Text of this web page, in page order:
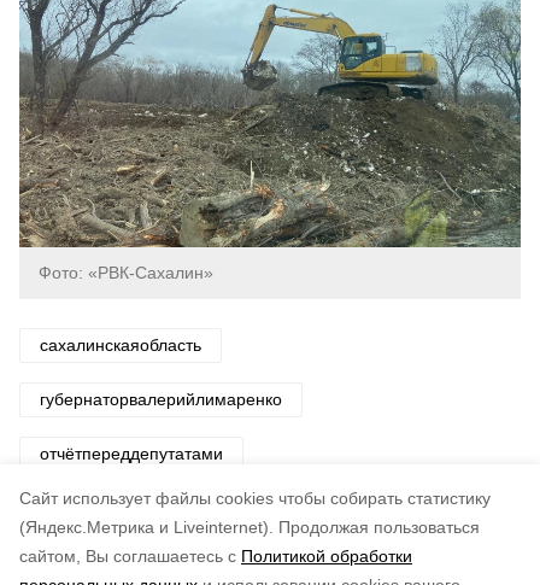
Cайт использует файлы cookies чтобы собирать статистику
(Яндекс.Метрика и Liveinternet).
Продолжая пользоваться
сайтом, Вы соглашаетесь с Политикой обработки
Фото: «РВК-Сахалин»
сахалинскаяобласть
губернаторвалерийлимаренко
отчётпереддепутатами
Авторы: Департамент информационной политики ПСО